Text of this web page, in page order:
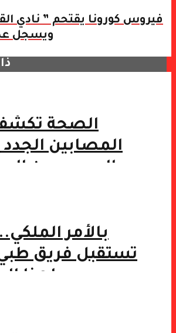
فيروس كورونا يقتحم ” نادي
ويسجل
الصحة
المصابين الجدد
السعوديين
بالأمر
تستقبل فريق
لهذا